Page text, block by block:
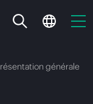
générale